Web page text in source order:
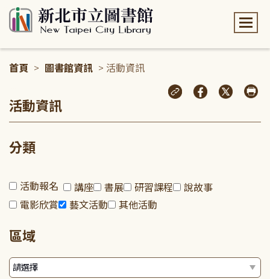
首頁 > 圖書館資訊 > 活動資訊
活動資訊
分類
活動報名 講座 書展 研習課程
說故事
電影欣賞
藝文活動 其他活動
區域